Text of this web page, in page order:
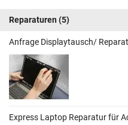
Reparaturen (5)
Anfrage Displaytausch/
Express Laptop Reparatur für